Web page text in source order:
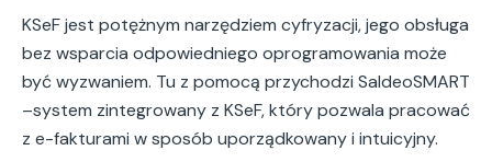
KSeF jest potężnym narzędziem cyfryzacji, jego obsługa
bez wsparcia odpowiedniego oprogramowania może
być wyzwaniem. Tu z pomocą przychodzi SaldeoSMART
–system zintegrowany z KSeF, który pozwala pracować
z e-fakturami w sposób uporządkowany i intuicyjny.